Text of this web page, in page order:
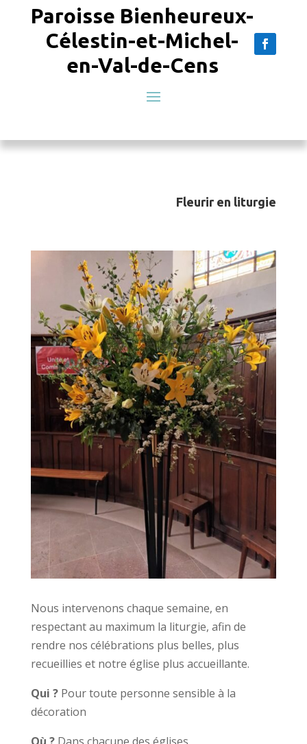
Paroisse Bienheureux-
Célestin-et-Michel-
en-Val-de-Cens
Fleurir en liturgie
Nous intervenons chaque semaine, en
respectant au maximum la liturgie, afin de
rendre nos célébrations plus belles, plus
recueillies et notre église plus accueillante.
Qui ? Pour toute personne sensible à la
décoration